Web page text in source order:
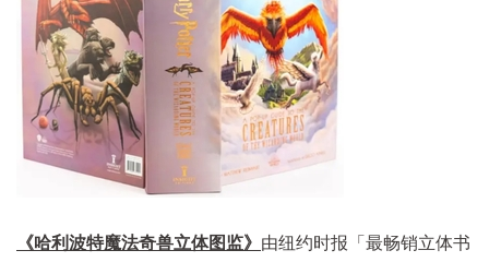
《哈利波特魔法奇兽立体图监》 由纽约时报「最畅销立体书